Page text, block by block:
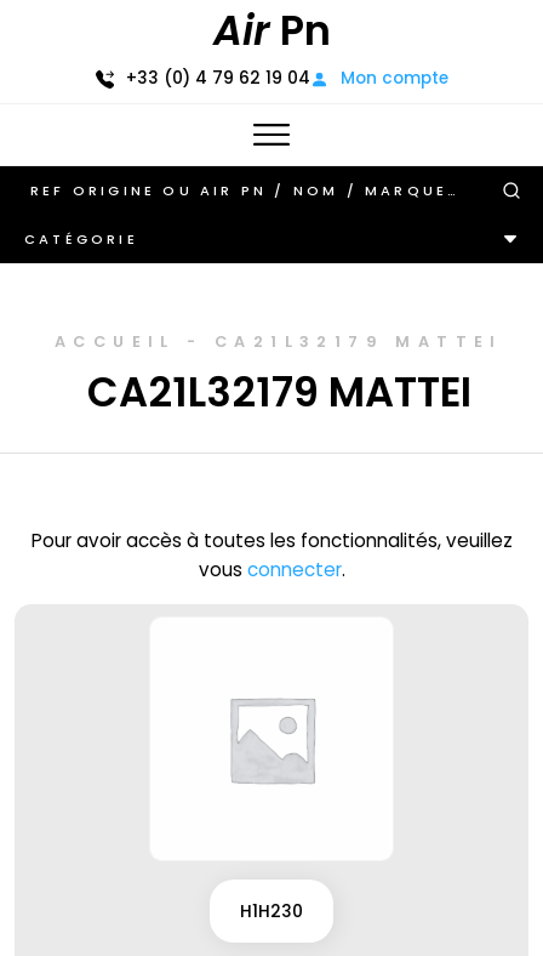
AirPn
+33 (0) 4 79 62 19 04 Mon compte
CATÉGORIE
ACCUEIL - CA21L32179 MATTEI
CA21L32179 MATTEI
Pour avoir accès à toutes les fonctionnalités, veuillez
vous connecter.
H1H230